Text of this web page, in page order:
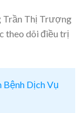
Trần Thị Trượng
theo dõi điều trị
Dịch Vụ